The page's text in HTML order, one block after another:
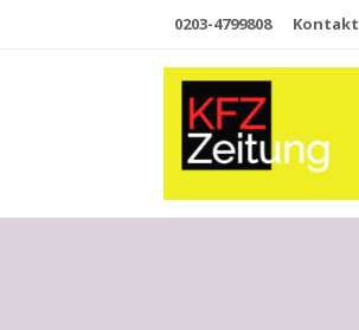
0203-4799808 Kontakt